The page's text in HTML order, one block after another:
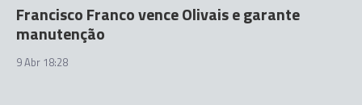
Francisco Franco vence Olivais e garante
manutenção
9 Abr 18:28